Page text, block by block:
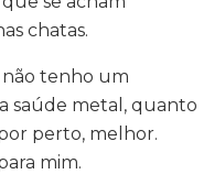
chatas.
não tenho um
saúde metal, quanto
perto, melhor.
mim.